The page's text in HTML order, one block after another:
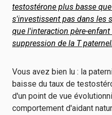
testostérone plus basse
s'investissent pas dans les
que l'interaction père-
suppression de la T
Vous avez bien lu : la
baisse du taux de
d'un point de vue
comportement d'aidant